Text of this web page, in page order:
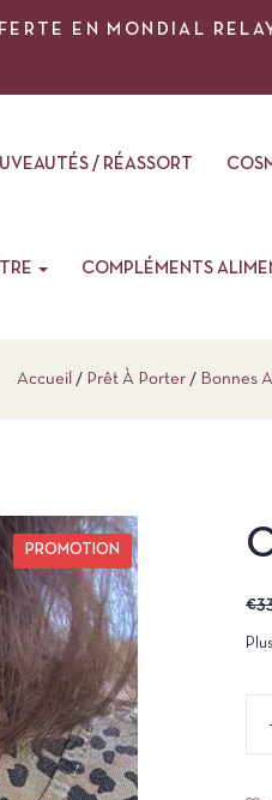
EN MONDIAL
/ RÉASSORT
COMPLÉMENTS
Accueil Prêt À Porter Bonnes
PROMOTION
€